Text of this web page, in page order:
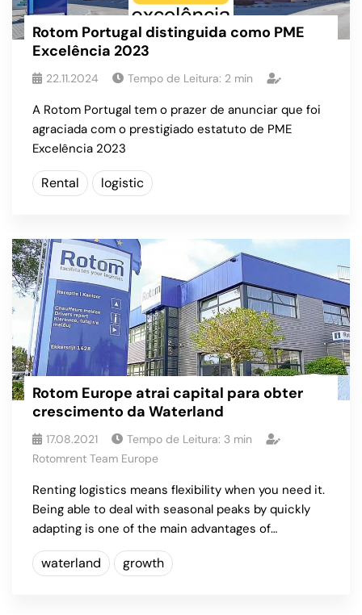
Rotom Portugal distinguida como PME
Excelência 2023
22.11.2024 Tempo de Leitura: 2 min
A Rotom Portugal tem o prazer de anunciar que foi
agraciada com o prestigiado estatuto de PME
Excelência 2023
Rental logistic
Rotom Europe atrai capital para obter
crescimento da Waterland
17.08.2021 Tempo de Leitura: 3 min
Rotomrent Team Europe
Renting logistics means flexibility when you need it.
Being able to deal with seasonal peaks by quickly
adapting is one of the main advantages of…
waterland growth